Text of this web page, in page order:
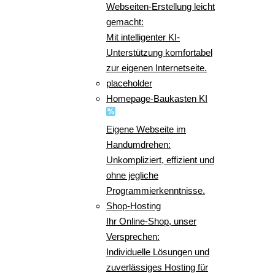
Webseiten-Erstellung leicht
gemacht:
Mit intelligenter KI-
Unterstützung komfortabel
zur eigenen Internetseite.
placeholder
Homepage-Baukasten KI
Eigene Webseite im
Handumdrehen:
Unkompliziert, effizient und
ohne jegliche
Programmierkenntnisse.
Shop-Hosting
Ihr Online-Shop, unser
Versprechen:
Individuelle Lösungen und
zuverlässiges Hosting für